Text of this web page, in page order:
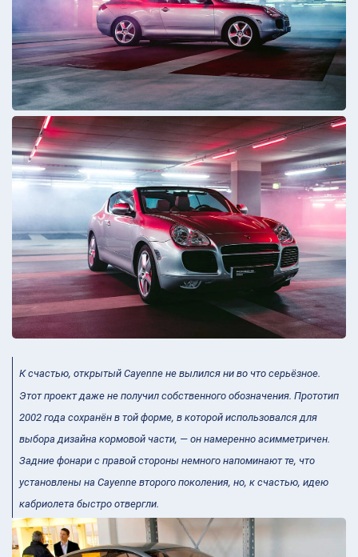
К счастью, открытый Cayenne не вылился ни во что серьёзное.
Этот проект даже не получил собственного обозначения. Прототип
2002 года сохранён в той форме, в которой использовался для
выбора дизайна кормовой части, — он намеренно асимметричен.
Задние фонари с правой стороны немного напоминают те, что
установлены на Cayenne второго поколения, но, к счастью, идею
кабриолета быстро отвергли.